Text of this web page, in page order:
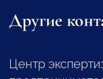
Другие
Центр